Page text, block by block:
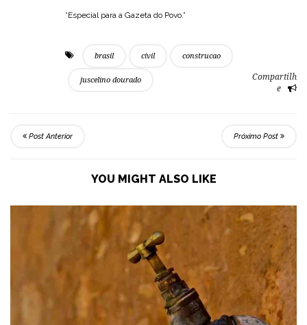
*Especial para a Gazeta do Povo.”
brasil civil construcao
juscelino dourado
Compartilh
e
Post Anterior Próximo Post
YOU MIGHT ALSO LIKE